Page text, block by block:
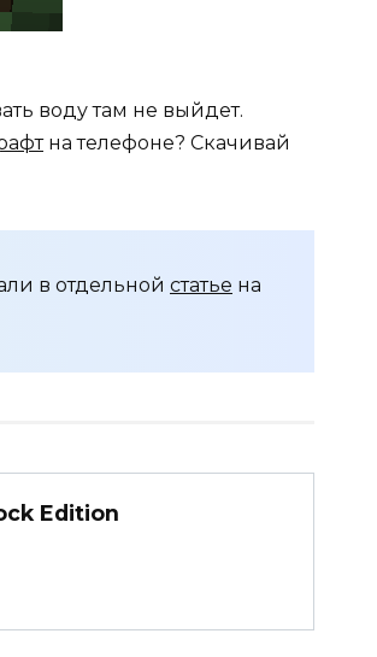
воду там не выйдет.
на телефоне? Скачивай
в отдельной статье на
Edition